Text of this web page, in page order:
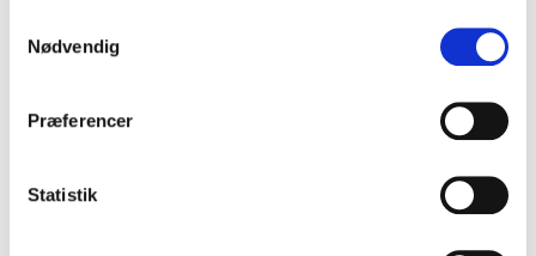
Nødvendig
Præferencer
Statistik